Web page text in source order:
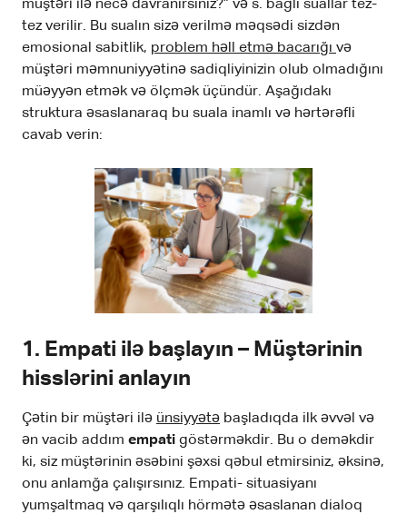
müştəri ilə necə davranırsınız?” və s. bağlı suallar tez-
tez verilir. Bu sualın sizə verilmə məqsədi sizdən
emosional sabitlik, problem həll etmə bacarığı və
müştəri məmnuniyyətinə sadiqliyinizin olub olmadığını
müəyyən etmək və ölçmək üçündür. Aşağıdakı
struktura əsaslanaraq bu suala inamlı və hərtərəfli
cavab verin:
1. Empati ilə başlayın – Müştərinin
hisslərini anlayın
Çətin bir müştəri ilə ünsiyyətə başladıqda ilk əvvəl və
ən vacib addım empati göstərməkdir. Bu o deməkdir
ki, siz müştərinin əsəbini şəxsi qəbul etmirsiniz, əksinə,
onu anlamğa çalışırsınız. Empati- situasiyanı
yumşaltmaq və qarşılıqlı hörmətə əsaslanan dialoq